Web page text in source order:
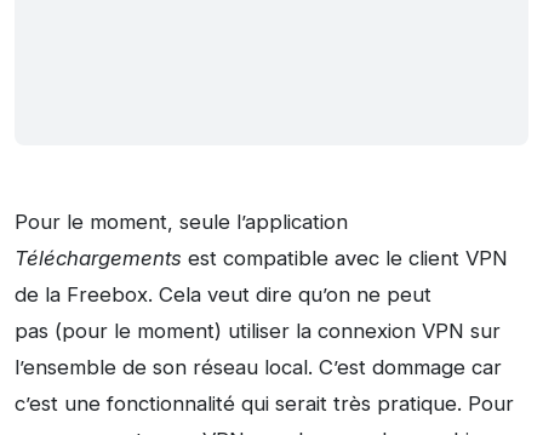
Pour le moment, seule l’application
Téléchargements est compatible avec le client VPN
de la Freebox. Cela veut dire qu’on ne peut
pas (pour le moment) utiliser la connexion VPN sur
l’ensemble de son réseau local. C’est dommage car
c’est une fonctionnalité qui serait très pratique. Pour